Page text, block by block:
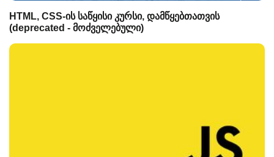
HTML, CSS-ის საწყისი კურსი, დამწყებთათვის
(deprecated - მოძველებული)